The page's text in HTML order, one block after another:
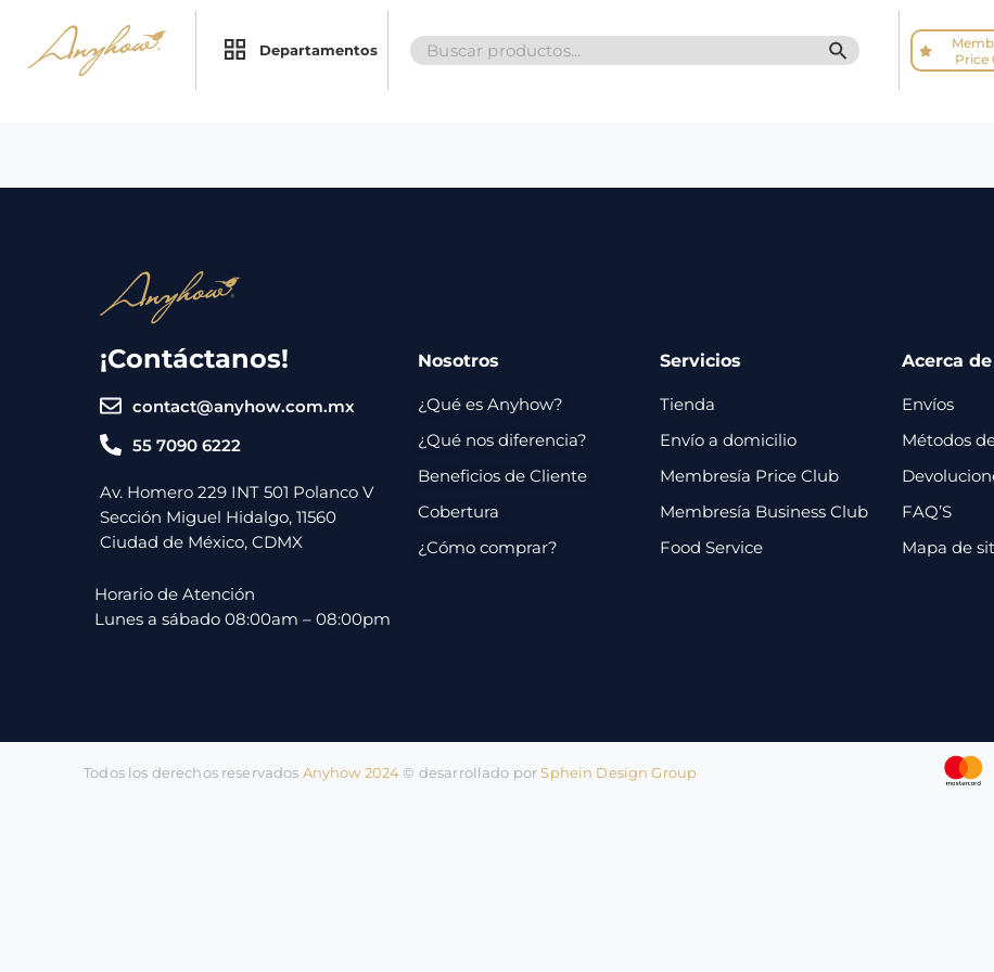
Departamentos
Search
for:
SEARCH BUTTON
Price
¡Contáctanos!
contact@anyhow.com.mx
55 7090 6222
Av. Homero 229 INT 501 Polanco V
Sección Miguel Hidalgo, 11560
Ciudad de México, CDMX
Nosotros
¿Qué es Anyhow?
¿Qué nos diferencia?
Beneficios de Cliente
Cobertura
¿Cómo comprar?
Servicios
Tienda
Envío a domicilio
Membresía Price Club
Membresía Business Club
Food Service
Acerca de
Envíos
Métodos
FAQ’S
Mapa de
Horario de Atención
Lunes a sábado 08:00am – 08:00pm
Todos los derechos reservados Anyhow 2024©️ desarrollado porSphein Design Group
Promociones
Servicios
Envíos
Métodos
Contacto
Inicio
Regalos
Contacto